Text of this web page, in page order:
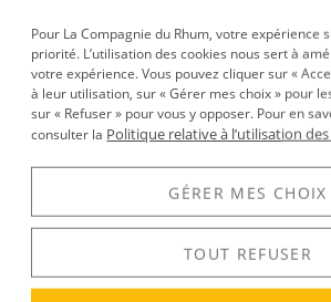
CARACTÉRISTIQUES DU PRODUIT
Type d’alcool :Cognac
Provenance :France
DÉCOUVERTE
Pour La Compagnie du Rhum, votre expérience
priorité. L’utilisation des cookies nous sert à
votre expérience. Vous pouvez cliquer sur «
à leur utilisation, sur « Gérer mes choix » pour
sur « Refuser » pour vous y opposer. Pour en
consulter la Politique relative à l’utilisation
GÉRER MES CHOIX
TOUT REFUSER